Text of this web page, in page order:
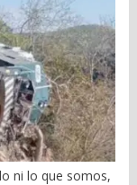
ni lo que somos,